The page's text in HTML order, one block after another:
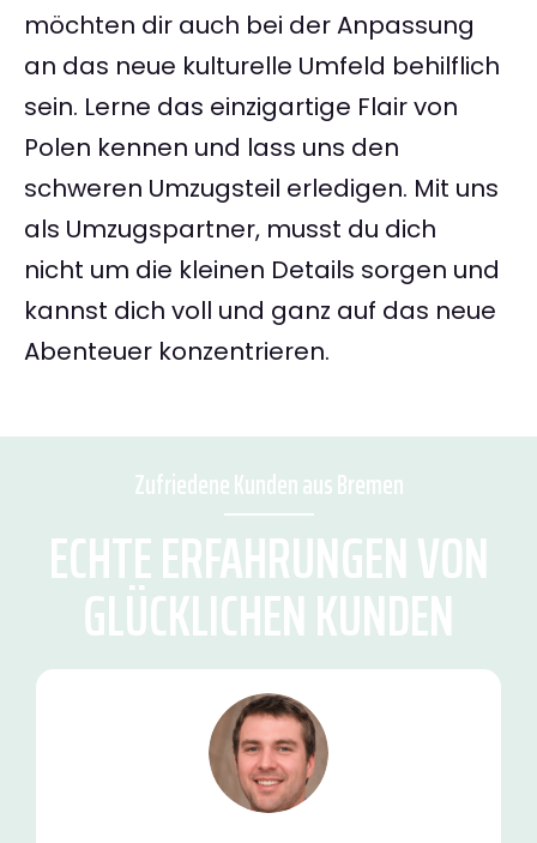
möchten dir auch bei der Anpassung
an das neue kulturelle Umfeld behilflich
sein. Lerne das einzigartige Flair von
Polen kennen und lass uns den
schweren Umzugsteil erledigen. Mit uns
als Umzugspartner, musst du dich
nicht um die kleinen Details sorgen und
kannst dich voll und ganz auf das neue
Abenteuer konzentrieren.
Zufriedene Kunden aus Bremen
ECHTE ERFAHRUNGEN VON
GLÜCKLICHEN KUNDEN